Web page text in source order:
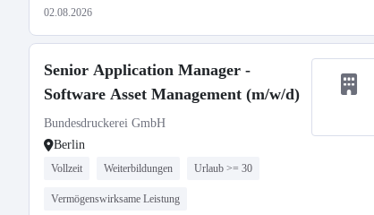
02.08.2026
Senior Application Manager -
Software Asset Management (m/w/d)
Bundesdruckerei GmbH
Berlin
Vollzeit Weiterbildungen Urlaub >= 30
Vermögenswirksame Leistung